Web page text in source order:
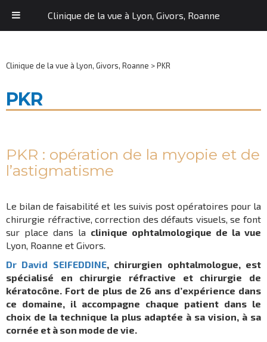
Clinique de la vue à Lyon, Givors, Roanne >PKR
PKR
PKR : opération de la myopie et de
l’astigmatisme
Le bilan de faisabilité et les suivis post opératoires pour la
chirurgie réfractive, correction des défauts visuels, se font
sur place dans la clinique ophtalmologique de la vue
Lyon, Roanne et Givors.
Dr David SEIFEDDINE, chirurgien ophtalmologue, est
spécialisé en chirurgie réfractive et chirurgie de
kératocône. Fort de plus de 26 ans d’expérience dans
ce domaine, il accompagne chaque patient dans le
choix de la technique la plus adaptée à sa vision, à sa
cornée et à son mode de vie.
Clinique de la vue à Lyon, Givors, Roanne